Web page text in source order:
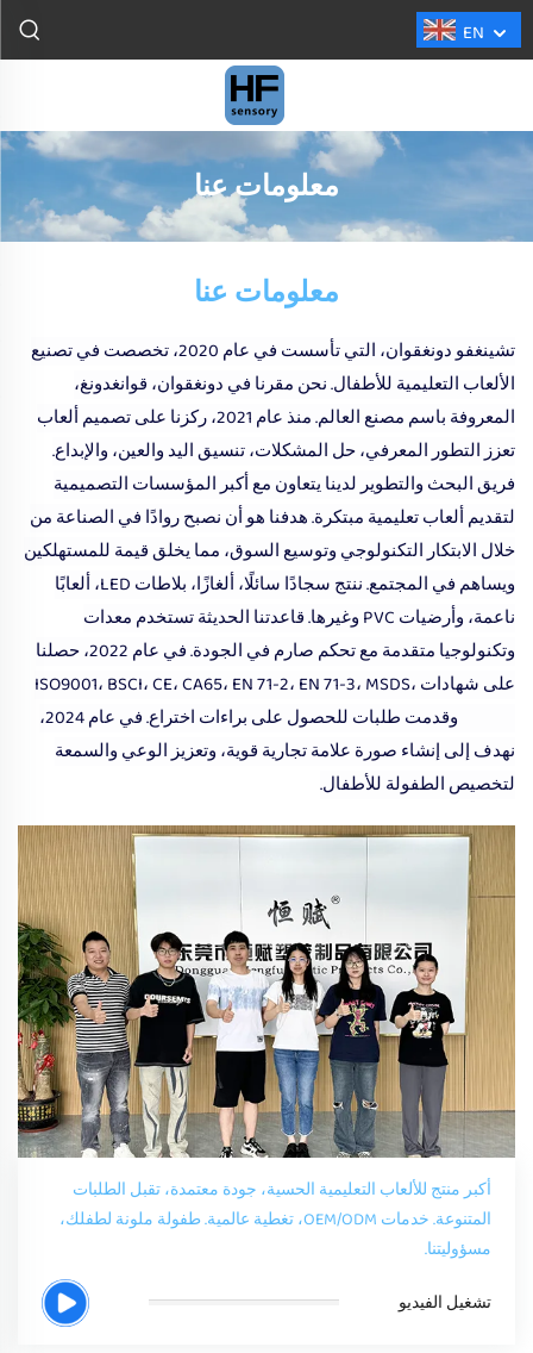
EN
معلومات عنا
معلومات عنا
تشينغفو دونغقوان، التي تأسست في عام 2020، تخصصت في تصنيع
الألعاب التعليمية للأطفال. نحن مقرنا في دونغقوان، قوانغدونغ،
المعروفة باسم مصنع العالم. منذ عام 2021، ركزنا على تصميم ألعاب
تعزز التطور المعرفي، حل المشكلات، تنسيق اليد والعين، والإبداع.
فريق البحث والتطوير لدينا يتعاون مع أكبر المؤسسات التصميمية
لتقديم ألعاب تعليمية مبتكرة. هدفنا هو أن نصبح روادًا في الصناعة من
خلال الابتكار التكنولوجي وتوسيع السوق، مما يخلق قيمة للمستهلكين
ويساهم في المجتمع. ننتج سجادًا سائلًا، ألغازًا، بلاطات LED، ألعابًا
ناعمة، وأرضيات PVC وغيرها. قاعدتنا الحديثة تستخدم معدات
وتكنولوجيا متقدمة مع تحكم صارم في الجودة. في عام 2022، حصلنا
على شهادات ISO9001، BSCI، CE، CA65، EN 71-2، EN 71-3، MSDS،
REACH وقدمت طلبات للحصول على براءات اختراع. في عام 2024،
نهدف إلى إنشاء صورة علامة تجارية قوية، وتعزيز الوعي والسمعة
لتخصيص الطفولة للأطفال.
أكبر منتج للألعاب التعليمية الحسية، جودة معتمدة، تقبل الطلبات
المتنوعة. خدمات OEM/ODM، تغطية عالمية. طفولة ملونة لطفلك،
مسؤوليتنا.
تشغيل الفيديو